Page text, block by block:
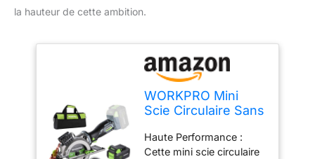
la hauteur de cette ambition.
WORKPRO Mini
Scie Circulaire Sans
Batterie 4,0 Ah
Haute Performance :
Cette mini scie circulaire